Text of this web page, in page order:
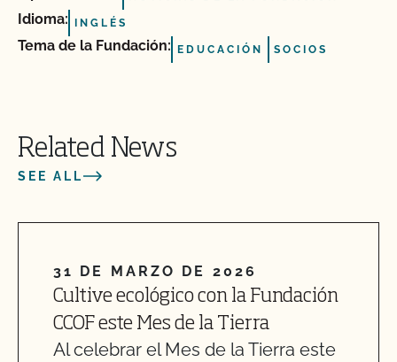
Idioma: INGLÉS
Tema de la Fundación: EDUCACIÓN SOCIOS
Related News
SEE ALL
31 DE MARZO DE 2026
Cultive ecológico con la Fundación
CCOF este Mes de la Tierra
Al celebrar el Mes de la Tierra este